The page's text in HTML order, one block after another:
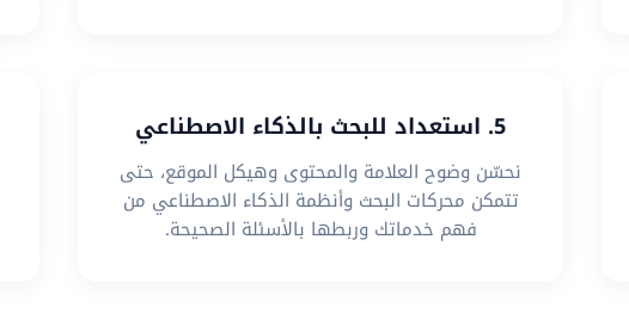
5. استعداد للبحث بالذكاء الاصطناعي
نحسّن وضوح العلامة والمحتوى وهيكل الموقع، حتى
تتمكن محركات البحث وأنظمة الذكاء الاصطناعي من
فهم خدماتك وربطها بالأسئلة الصحيحة.